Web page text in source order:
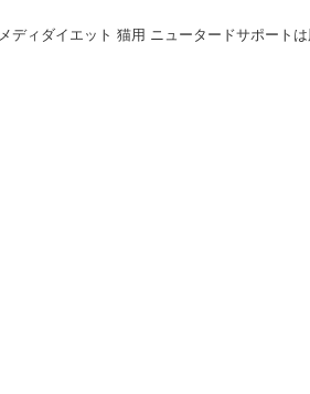
メディダイエット 猫用 ニュータードサポート